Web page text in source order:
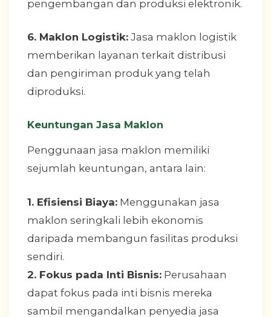
pengembangan dan produksi elektronik.
6. Maklon Logistik: Jasa maklon logistik
memberikan layanan terkait distribusi
dan pengiriman produk yang telah
diproduksi.
Keuntungan Jasa Maklon
Penggunaan jasa maklon memiliki
sejumlah keuntungan, antara lain:
1. Efisiensi Biaya: Menggunakan jasa
maklon seringkali lebih ekonomis
daripada membangun fasilitas produksi
sendiri.
2. Fokus pada Inti Bisnis: Perusahaan
dapat fokus pada inti bisnis mereka
sambil mengandalkan penyedia jasa